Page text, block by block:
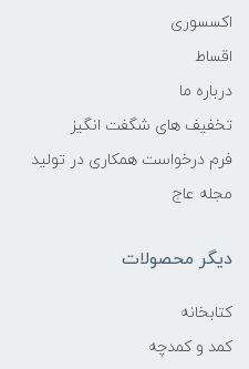
اکسسوری
اقساط
درباره ما
تخفیف های شگفت انگیز
فرم درخواست همکاری در تولید
مجله عاج
دیگر محصولات
کتابخانه
کمد و کمدچه